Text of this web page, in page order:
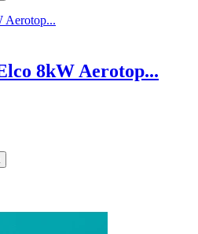
8kW Aerotop...